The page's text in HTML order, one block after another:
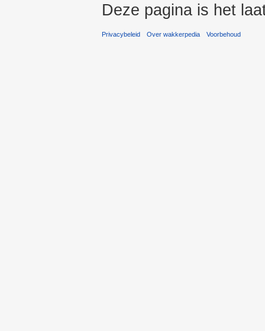
Deze pagina is het
Privacybeleid Over wakkerpedia Voorbehoud